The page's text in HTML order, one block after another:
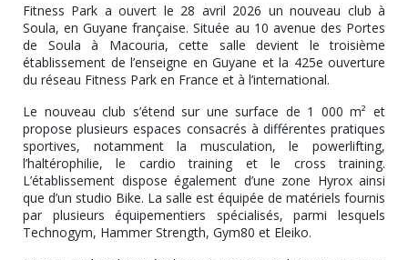
Fitness Park a ouvert le 28 avril 2026 un nouveau club à
Soula, en Guyane française. Située au 10 avenue des Portes
de Soula à Macouria, cette salle devient le troisième
établissement de l’enseigne en Guyane et la 425e ouverture
du réseau Fitness Park en France et à l’international.
Le nouveau club s’étend sur une surface de 1 000 m² et
propose plusieurs espaces consacrés à différentes pratiques
sportives, notamment la musculation, le powerlifting,
l’haltérophilie, le cardio training et le cross training.
L’établissement dispose également d’une zone Hyrox ainsi
que d’un studio Bike. La salle est équipée de matériels fournis
par plusieurs équipementiers spécialisés, parmi lesquels
Technogym, Hammer Strength, Gym80 et Eleiko.